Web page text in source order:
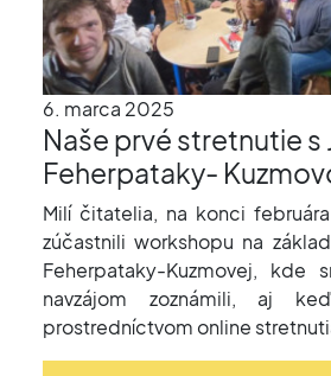
6. marca 2025
Naše prvé stretnutie s
Feherpataky-
Milí čitatelia, na konci
zúčastnili workshopu na
Feherpataky-Kuzmovej,
navzájom zoznámili, aj
prostredníctvom online